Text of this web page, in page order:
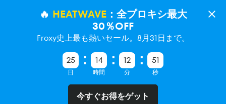
🔥 HEATWAVE：全プロキシ最大
30％OFF
Froxy史上最も熱いセール。8月31日まで。
25
日
14
時間
12
分
50
秒
今すぐお得をゲット